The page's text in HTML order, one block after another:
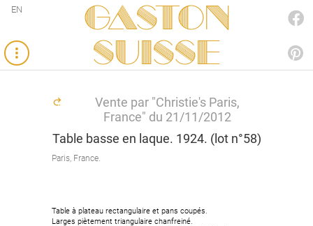
Gaston
SUISSE
EN
Vente par "Christie's Paris,
France" du 21/11/2012
Table basse en laque. 1924. (lot n°58)
Paris, France.
Table à plateau rectangulaire et pans coupés.
Larges piètement triangulaire chanfreiné.